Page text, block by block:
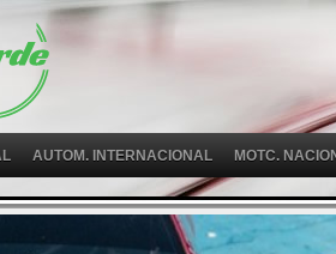
AUTOM. INTERNACIONAL MOTC.